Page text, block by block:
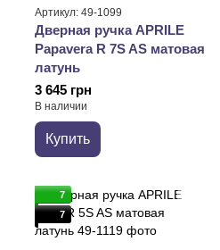
Артикул: 49-1099
Дверная ручка APRILE
Papavera R 7S AS матовая
латунь
3 645 грн
В наличии
Купить
7
7